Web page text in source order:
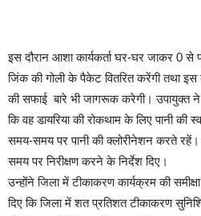
इस दौरान आशा कार्यकर्ता घर-घर जाकर 0
जिंक की गोली के पैकेट वितरित करेंगी तथा इस
की सफाई बारे भी जागरूक करेगी।उपायुक्त ने
कि वह डायरिया की रोकथाम के लिए पानी की
समय-समय पर पानी की क्लोरीनेशन करते रहें।
समय पर निरीक्षण करने के निर्देश दिए।
उन्होंने जिला में टीकाकरण कार्यक्रम की
दिए कि जिला में शत प्रतिशत टीकाकरण